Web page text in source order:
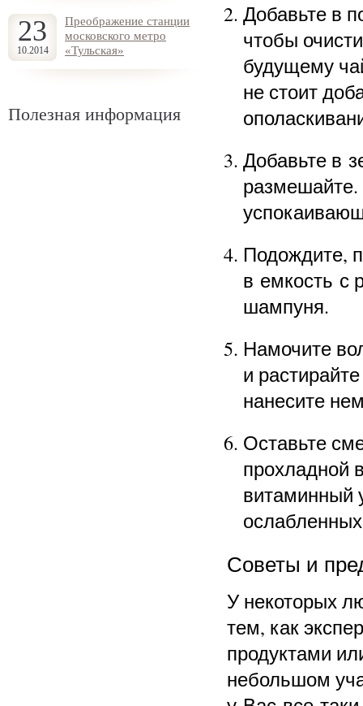
23
10.2014
Преображение станции
московского метро
«Тульская»
Полезная информация
Добавьте в
чтобы
будущему
не стоит
Добавьте в
Подождите,
в емкость с
шампуня.
Намочите
и
нанесите
Оставьте
прохладной
витаминный
Советы и
У некоторых
тем, как
продуктами
небольшом